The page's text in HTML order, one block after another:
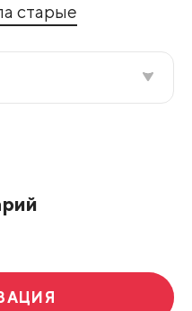
старые